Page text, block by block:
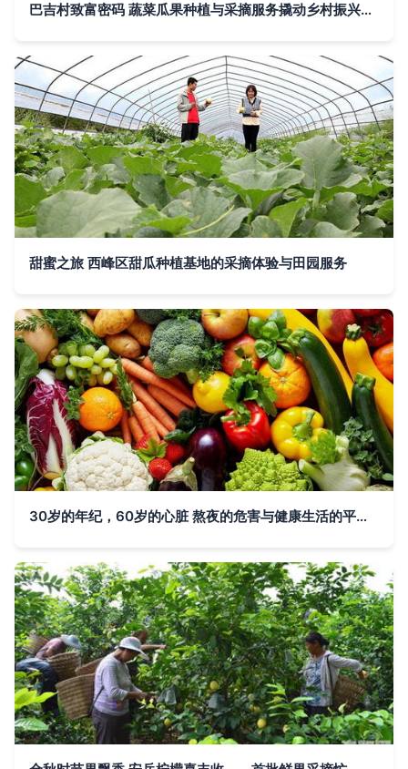
巴吉村致富密码 蔬菜瓜果种植与采摘服务撬动乡村振兴新路径
甜蜜之旅 西峰区甜瓜种植基地的采摘体验与田园服务
30岁的年纪，60岁的心脏 熬夜的危害与健康生活的平衡之道